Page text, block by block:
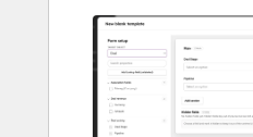
を